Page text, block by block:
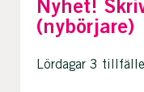
Nyhet!
(nybörjare)
Lördagar 3